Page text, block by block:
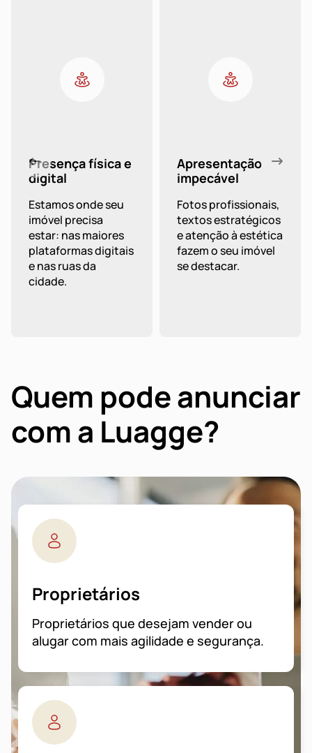
Presença física e
digital
Estamos onde seu
imóvel precisa
estar: nas maiores
plataformas digitais
e nas ruas da
cidade.
Apresentação
impecável
Fotos profissionais,
textos estratégicos
e atenção à estética
fazem o seu imóvel
se destacar.
Quem pode anunciar
com a Luagge?
Proprietários
Proprietários que desejam vender ou
alugar com mais agilidade e segurança.